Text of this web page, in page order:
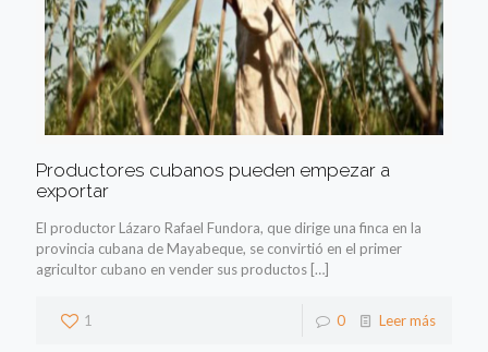
Productores cubanos pueden empezar a
exportar
El productor Lázaro Rafael Fundora, que dirige una finca en la
provincia cubana de Mayabeque, se convirtió en el primer
agricultor cubano en vender sus productos […]
1 0 Leer más